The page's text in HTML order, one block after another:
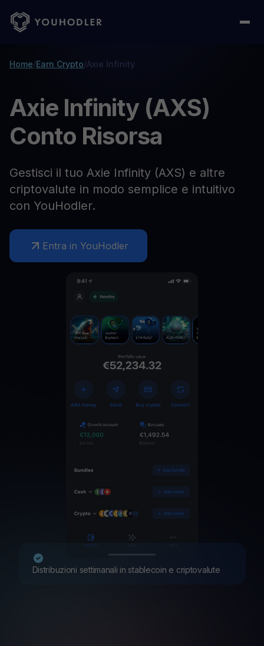
Home/Earn Crypto/Axie Infinity
Axie Infinity (AXS)
Conto Risorsa
Gestisci il tuo Axie Infinity (AXS) e altre
criptovalute in modo semplice e intuitivo
con YouHodler.
Entra in YouHodler
Distribuzioni settimanali in stablecoin e criptovalute